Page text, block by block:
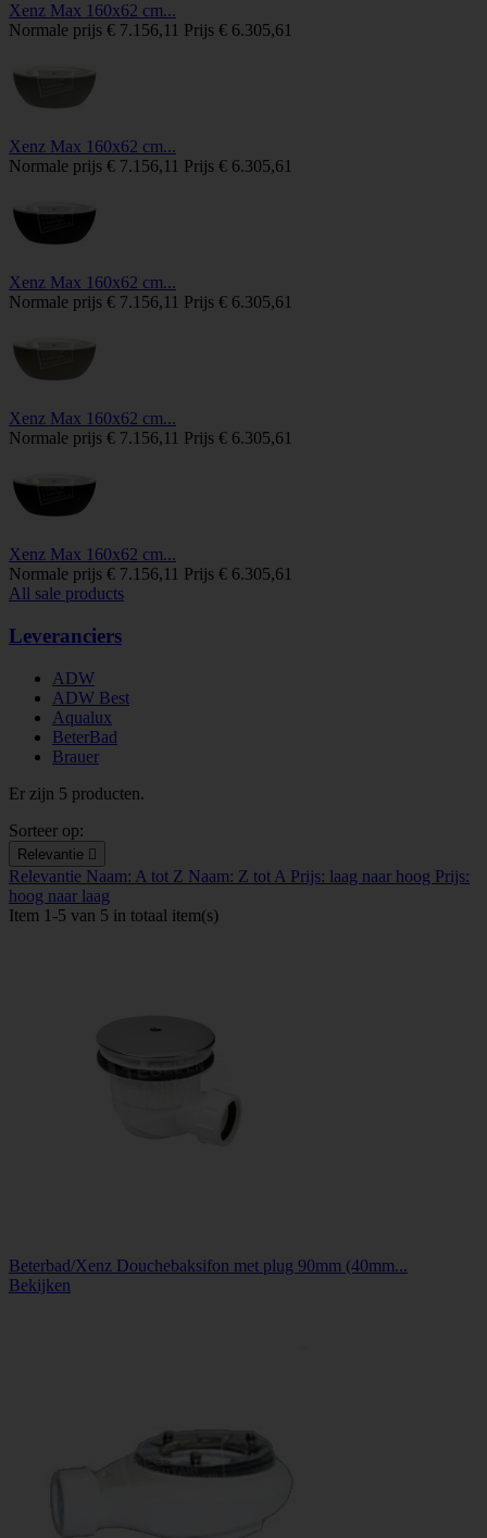
Xenz Max 160x62 cm...
Normale prijs € 7.156,11 Prijs € 6.305,61
Xenz Max 160x62 cm...
Normale prijs € 7.156,11 Prijs € 6.305,61
Xenz Max 160x62 cm...
Normale prijs € 7.156,11 Prijs € 6.305,61
Xenz Max 160x62 cm...
Normale prijs € 7.156,11 Prijs € 6.305,61
Xenz Max 160x62 cm...
Normale prijs € 7.156,11 Prijs € 6.305,61
All sale products
Leveranciers
ADW
ADW Best
Aqualux
BeterBad
Brauer
Er zijn 5 producten.
Sorteer op:
Relevantie 
Relevantie Naam: A tot Z Naam: Z tot A Prijs: laag naar hoog Prijs:
hoog naar laag
Item 1-5 van 5 in totaal item(s)
Beterbad/Xenz Douchebaksifon met plug 90mm (40mm...
Bekijken